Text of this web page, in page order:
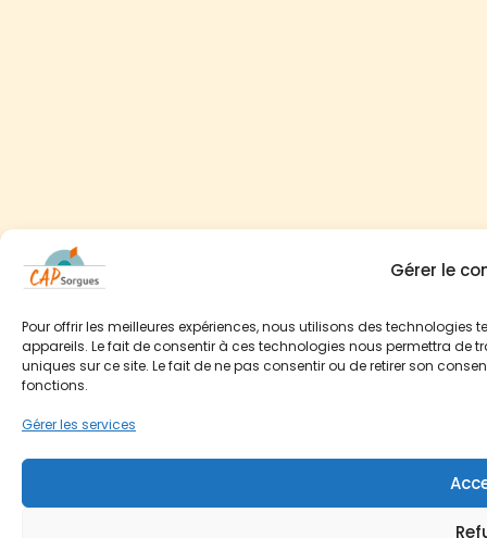
Gérer le
Pour offrir les meilleures expériences, nous utilisons des
appareils. Le fait de consentir à ces technologies nous permettra de
uniques sur ce site. Le fait de ne pas consentir ou de retirer son
fonctions.
Gérer les services